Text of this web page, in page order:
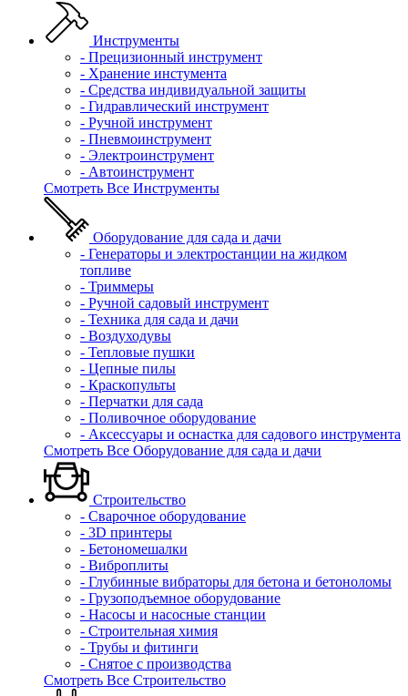
Инструменты
- Прецизионный инструмент
- Хранение инстумента
- Средства индивидуальной защиты
- Гидравлический инструмент
- Ручной инструмент
- Пневмоинструмент
- Электроинструмент
- Автоинструмент
Смотреть Все Инструменты
Оборудование для сада и дачи
- Генераторы и электростанции на жидком
топливе
- Триммеры
- Ручной садовый инструмент
- Техника для сада и дачи
- Воздуходувы
- Тепловые пушки
- Цепные пилы
- Краскопульты
- Перчатки для сада
- Поливочное оборудование
- Аксессуары и оснастка для садового инструмента
Смотреть Все Оборудование для сада и дачи
Строительство
- Сварочное оборудование
- 3D принтеры
- Бетономешалки
- Виброплиты
- Глубинные вибраторы для бетона и бетоноломы
- Грузоподъемное оборудование
- Насосы и насосные станции
- Строительная химия
- Трубы и фитинги
- Снятое с производства
Смотреть Все Строительство